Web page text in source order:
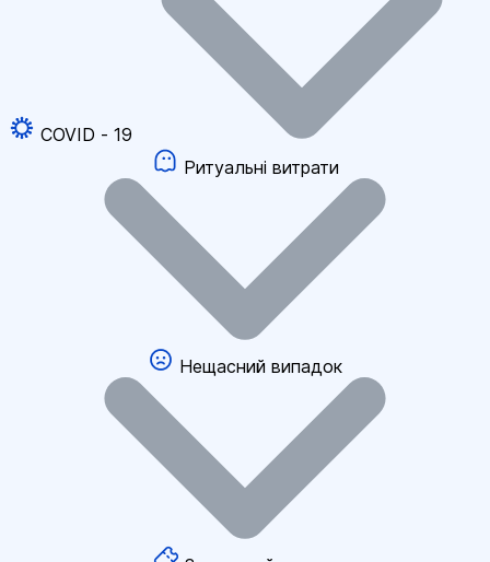
COVID - 19
Ритуальні витрати
Нещасний випадок